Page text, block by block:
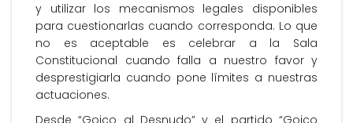
y utilizar los mecanismos legales disponibles
para cuestionarlas cuando corresponda. Lo que
no es aceptable es celebrar a la Sala
Constitucional cuando falla a nuestro favor y
desprestigiarla cuando pone límites a nuestras
actuaciones.
Desde “Goico al Desnudo” y el partido “Goico